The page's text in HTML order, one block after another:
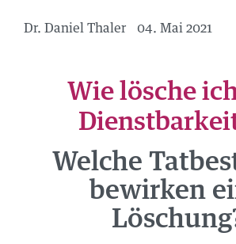
KAUFEN
REFERENZEN
NEWS
ÜBER UNS
TEAM
STANDORTE
GRUPPE
Dr. Daniel Thaler 04. Mai 2021
Wie lösche
Welche
bewirken